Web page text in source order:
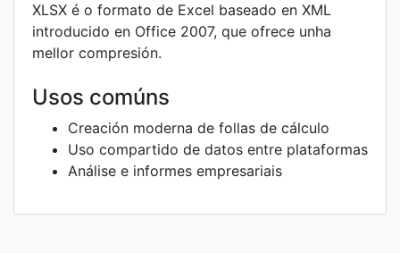
XLSX é o formato de Excel baseado en XML
introducido en Office 2007, que ofrece unha
mellor compresión.
Usos comúns
Creación moderna de follas de cálculo
Uso compartido de datos entre plataformas
Análise e informes empresariais